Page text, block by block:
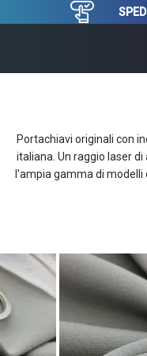
Portachiavi originali con
italiana. Un raggio laser
l'ampia gamma di